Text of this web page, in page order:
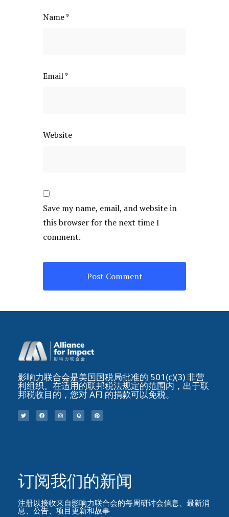
Name*
Email*
Website
Save my name, email, and website in
this browser for the next time I
comment.
影响力联合会是美国国税局批准的 501(c)(3) 非营
利组织。在适用的联邦税法规定的范围内，出于联
邦税收目的，您对 AFI 的捐款可以免税。
订阅我们的新闻​
注册以接收来自影响力联合会的每周研讨会信息、最新消
息、公告、项目更新和故事